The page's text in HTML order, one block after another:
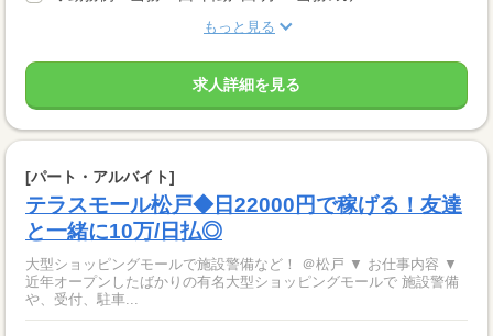
もっと見る
求人詳細を見る
[パート・アルバイト]
テラスモール松戸◆日22000円で稼げる！友達
と一緒に10万/日払◎
大型ショッピングモールで施設警備など！ ＠松戸 ▼ お仕事内容 ▼
近年オープンしたばかりの有名大型ショッピングモールで 施設警備
や、受付、駐車...